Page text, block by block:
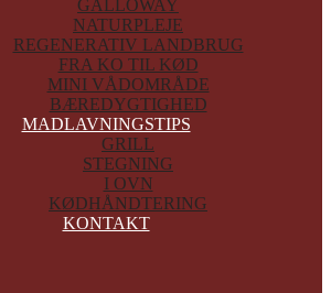
GALLOWAY
NATURPLEJE
REGENERATIV LANDBRUG
FRA KO TIL KØD
MINI VÅDOMRÅDE
BÆREDYGTIGHED
MADLAVNINGSTIPS
GRILL
STEGNING
I OVN
KØDHÅNDTERING
KONTAKT